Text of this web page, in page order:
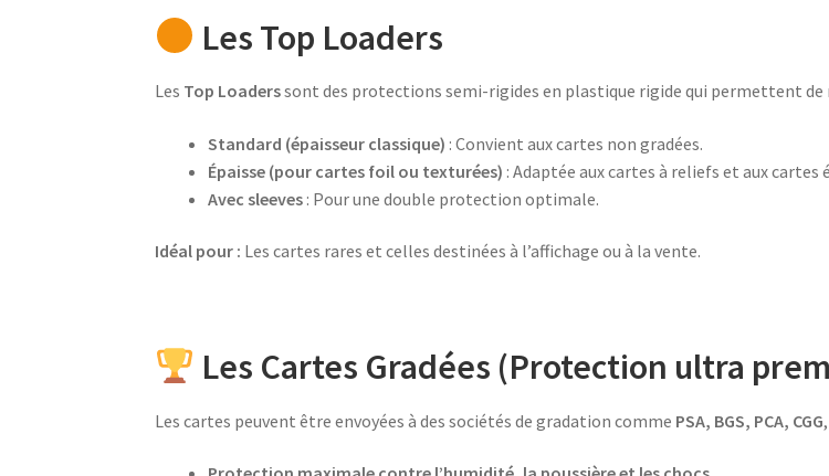
Les Top Loaders
Les Top Loaderssont des protections semi-rigides en plastique rigide qui permettent
Standard (épaisseur classique) : Convient aux cartes non gradées.
Épaisse (pour cartes foil ou texturées) : Adaptée aux cartes à reliefs et aux cartes
Avec sleeves : Pour une double protection optimale.
Idéal pour : Les cartes rares et celles destinées à l’affichage ou à la vente.
Les Cartes Gradées (Protection ultra
Les cartes peuvent être envoyées à des sociétés de gradation comme PSA, BGS, PCA, CGG